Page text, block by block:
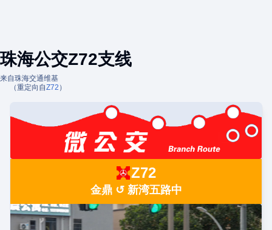
珠海公交Z72支线
来自珠海交通维基
（重定向自Z72 ）
Z72
金鼎 ↺ 新湾五路中